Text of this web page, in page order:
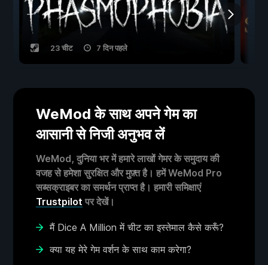
23 चीट 7 दिन पहले
WeMod के साथ अपने गेम का
आसानी से निजी अनुभव लें
WeMod, दुनिया भर में हमारे लाखों गेमर के समुदाय की
वजह से हमेशा सुरक्षित और मुफ़्त है। हमें WeMod Pro
सब्सक्राइबर का समर्थन प्राप्त है। हमारी समिक्षाएं
Trustpilot पर देखें।
मैं Dice A Million में चीट का इस्तेमाल कैसे करूँ?
क्या यह मेरे गेम वर्शन के साथ काम करेगा?